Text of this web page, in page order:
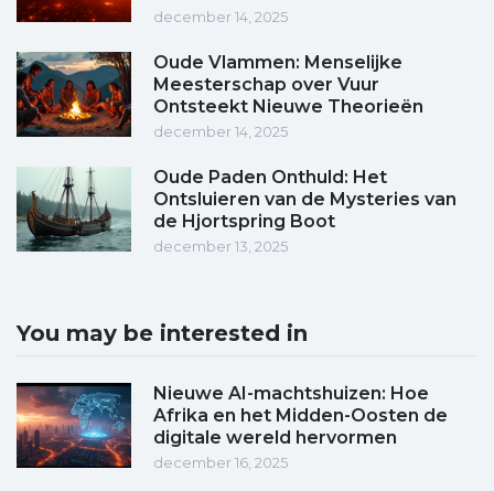
december 14, 2025
Oude Vlammen: Menselijke
Meesterschap over Vuur
Ontsteekt Nieuwe Theorieën
december 14, 2025
Oude Paden Onthuld: Het
Ontsluieren van de Mysteries van
de Hjortspring Boot
december 13, 2025
You may be interested in
Nieuwe AI-machtshuizen: Hoe
Afrika en het Midden-Oosten de
digitale wereld hervormen
december 16, 2025